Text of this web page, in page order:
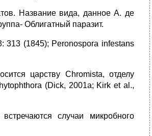
Название вида, данное А. де
Облигатный паразит.
(1845); Peronospora infestans
царству Chromista, отделу
(Dick, 2001a; Kirk et al.,
случаи микробного